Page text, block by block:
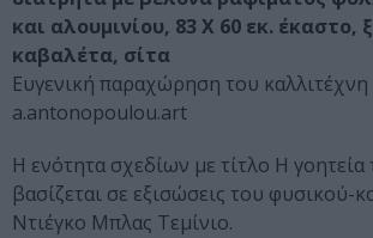
και αλουμινίου, 83 Χ 60 εκ. έκαστο,
καβαλέτα, σίτα
Ευγενική παραχώρηση του καλλιτέχνη
a.antonopoulou.art
Η ενότητα σχεδίων με τίτλο Η γοητεία
βασίζεται σε εξισώσεις του φυσικού-
Ντιέγκο Μπλας Τεμίνιο.